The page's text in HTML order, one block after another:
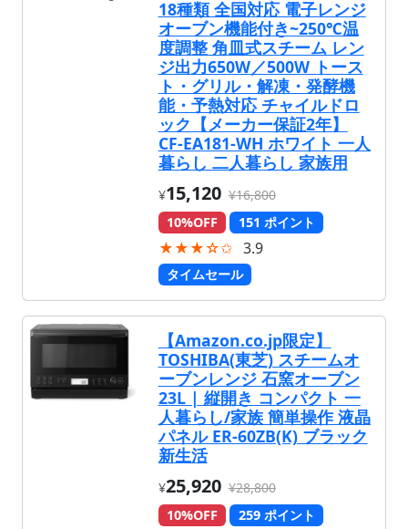
18種類 全国対応 電子レンジ
オーブン機能付き~250℃温
度調整 角皿式スチーム レン
ジ出力650W／500W トース
ト・グリル・解凍・発酵機
能・予熱対応 チャイルドロ
ック【メーカー保証2年】
CF-EA181-WH ホワイト 一人
暮らし 二人暮らし 家族用
¥15,120 ¥16,800
10%OFF
151 ポイント
★★★☆✩ 3.9
タイムセール
【Amazon.co.jp限定】
TOSHIBA(東芝) スチームオ
ーブンレンジ 石窯オーブン
23L | 縦開き コンパクト 一
人暮らし/家族 簡単操作 液晶
パネル ER-60ZB(K) ブラック
新生活
¥25,920 ¥28,800
10%OFF
259 ポイント